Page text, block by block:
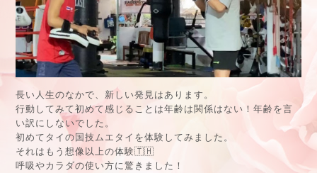
長い人生のなかで、新しい発見はあります。
行動してみて初めて感じることは年齢は関係はない！年齢を言
い訳にしないでした。
初めてタイの国技ムエタイを体験してみました。
それはもう想像以上の体験🇹🇭
呼吸やカラダの使い方に驚きました！